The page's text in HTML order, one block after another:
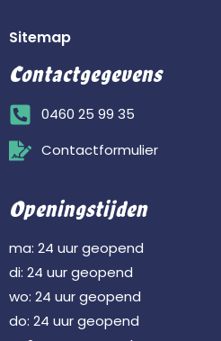
Sitemap
Contactgegevens
0460 25 99 35
Contactformulier
Openingstijden
ma: 24 uur geopend
di: 24 uur geopend
wo: 24 uur geopend
do: 24 uur geopend